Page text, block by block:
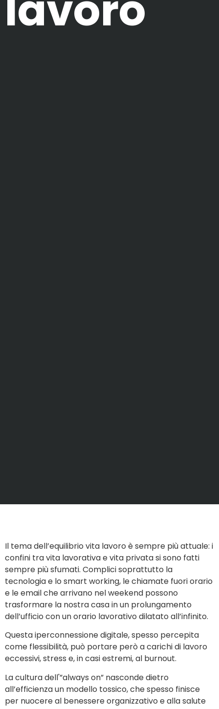
Il tema dell’equilibrio vita lavoro è sempre più attuale: i
confini tra vita lavorativa e vita privata si sono fatti
sempre più sfumati. Complici soprattutto la
tecnologia e lo smart working, le chiamate fuori orario
e le email che arrivano nel weekend possono
trasformare la nostra casa in un prolungamento
dell’ufficio con un orario lavorativo dilatato all’infinito.
Questa iperconnessione digitale, spesso percepita
come flessibilità, può portare però a carichi di lavoro
eccessivi, stress e, in casi estremi, al burnout.
La cultura dell'”always on” nasconde dietro
all’efficienza un modello tossico, che spesso finisce
per nuocere al benessere organizzativo e alla salute